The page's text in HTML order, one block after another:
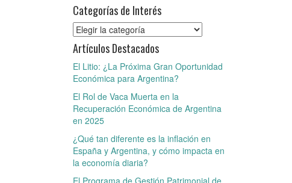
Categorías de Interés
Categorías
de
Interés
Artículos Destacados
El Litio: ¿La Próxima Gran Oportunidad
Económica para Argentina?
El Rol de Vaca Muerta en la
Recuperación Económica de Argentina
en 2025
¿Qué tan diferente es la inflación en
España y Argentina, y cómo impacta en
la economía diaria?